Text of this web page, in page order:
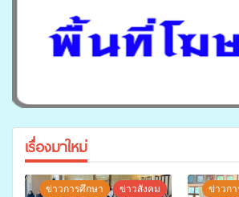
เรื่องมาใหม่
ข่าวการศึกษา ข่าวสังคม ข่าวก